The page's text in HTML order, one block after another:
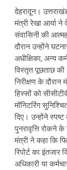
देहरादून।
मंत्री रेखा आर्या
संवासिनी की
दौरान उन्होंने
अधीक्षिका, अन्य
विस्तृत पूछताछ
निरीक्षण के
हिस्सों को
मॉनिटरिंग
दिए। उन्होंने
पुनरावृत्ति रोकने
मंत्री ने कहा कि
रिपोर्ट का
अधिकारी या